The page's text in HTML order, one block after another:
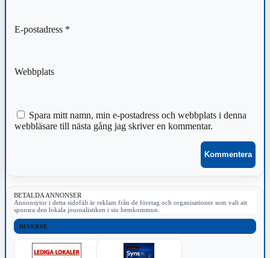
E-postadress *
Webbplats
Spara mitt namn, min e-postadress och webbplats i denna
webbläsare till nästa gång jag skriver en kommentar.
BETALDA ANNONSER
Annonsytor i detta sidofält är reklam från de företag och organisationer som valt att
sponsra den lokala journalistiken i sin hemkommun.
DIVERSE